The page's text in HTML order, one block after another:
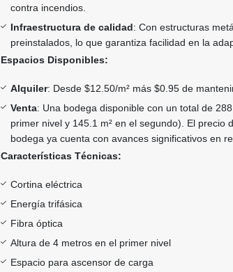
contra incendios.
Infraestructura de calidad: Con estructuras
preinstalados, lo que garantiza facilidad en la
Espacios Disponibles:
Alquiler: Desde $12.50/m² más $0.95 de
Venta: Una bodega disponible con un total de
primer nivel y 145.1 m² en el segundo). El precio
bodega ya cuenta con avances significativos en
Características Técnicas:
Cortina eléctrica
Energía trifásica
Fibra óptica
Altura de 4 metros en el primer nivel
Espacio para ascensor de carga